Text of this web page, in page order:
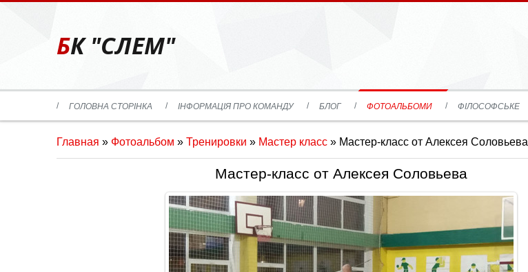
БК "СЛЕМ"
ГОЛОВНА СТОРІНКА ІНФОРМАЦІЯ ПРО КОМАНДУ БЛОГ ФОТОАЛЬБОМИ ФІЛОСОФСЬКЕ
Главная » Фотоальбом » Тренировки » Мастер класс » Мастер-класс от Алексея Соловьева
Мастер-класс от Алексея Соловьева